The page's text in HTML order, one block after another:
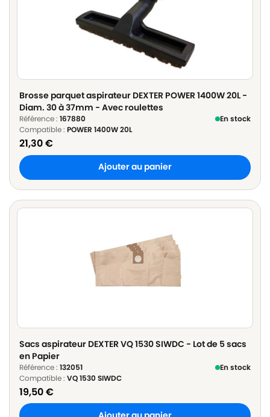
Brosse parquet aspirateur DEXTER POWER 1400W 20L -
Diam. 30 à 37mm - Avec roulettes
Référence : 167880
En stock
Compatible : POWER 1400W 20L
21,30€
Ajouter au panier
Sacs aspirateur DEXTER VQ 1530 SIWDC - Lot de 5 sacs
en Papier
Référence : 132051
En stock
Compatible : VQ 1530 SIWDC
19,50€